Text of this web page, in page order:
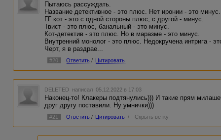
Пытаюсь рассуждать.
Название детективное - это плюс. Нет иронии - это минус.
ГГ кот - это с одной стороны плюс, с другой - минус.
Твист - это плюс, банальный - это минус.
Кот-детектив - это плюс. Но в маразме - это минус.
Внутренний монолог - это плюс. Недокручена интрига -
Черт, я в раздрае...
#20 Ответить / Цитировать
DELETED написал 05.12.2022 в 17:03
Наконец-то! Клакеры подтянулись))) И такие прям
друг другу поставили. Ну умнички)))
#21 Ответить / Цитировать / Скрыть ветку